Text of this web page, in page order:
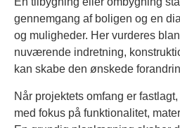
gennemgang af boligen og en
og muligheder. Her vurderes
nuværende indretning,
kan skabe den ønskede
Når projektets omfang er
med fokus på funktionalitet,